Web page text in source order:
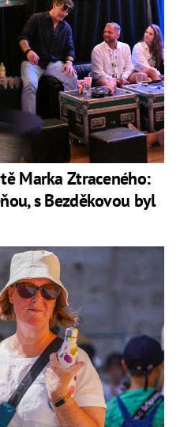
Marka Ztraceného:
s Bezděkovou byl